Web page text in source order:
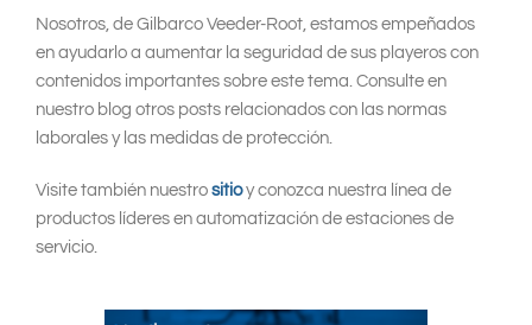
Nosotros, de Gilbarco Veeder-Root, estamos empeñados
en ayudarlo a aumentar la seguridad de sus playeros con
contenidos importantes sobre este tema. Consulte en
nuestro blog otros posts relacionados con las normas
laborales y las medidas de protección.
Visite también nuestro sitioy conozca nuestra línea de
productos líderes en automatización de estaciones de
servicio.